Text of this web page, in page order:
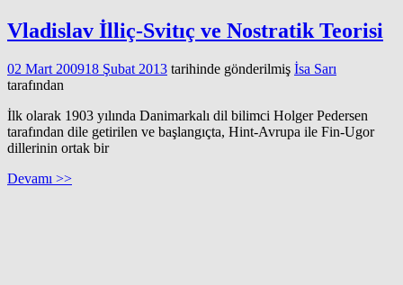
Vladislav İlliç-Svitıç ve Nostratik Teorisi
02 Mart 200918 Şubat 2013 tarihinde gönderilmiş İsa Sarı
tarafından
İlk olarak 1903 yılında Danimarkalı dil bilimci Holger Pedersen
tarafından dile getirilen ve başlangıçta, Hint-Avrupa ile Fin-Ugor
dillerinin ortak bir
Devamı >>